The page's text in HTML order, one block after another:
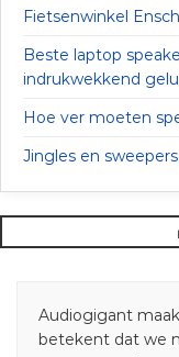
Fietsenwinkel
Beste laptop
indrukwekkend
Hoe ver moeten
Jingles en
Audiogigant
betekent dat we